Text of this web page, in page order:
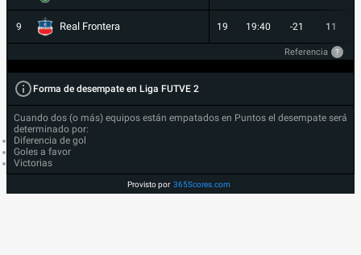
9 Real Frontera 19 19:40 -21 11
Referencia ?
Forma de desempate en Liga FUTVE 2
Cuando dos (o más) equipos están empatados en Puntos el desempate será
determinado por:
Diferencia de gol
Goles a favor
Victorias
Provisto por 365Scores.com